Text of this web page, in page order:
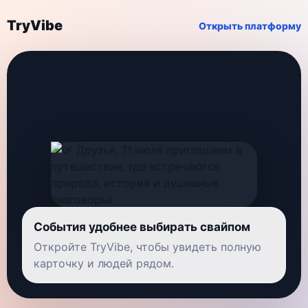
TryVibe Открыть платформу
События удобнее выбирать свайпом
Откройте TryVibe, чтобы увидеть полную
карточку и людей рядом.